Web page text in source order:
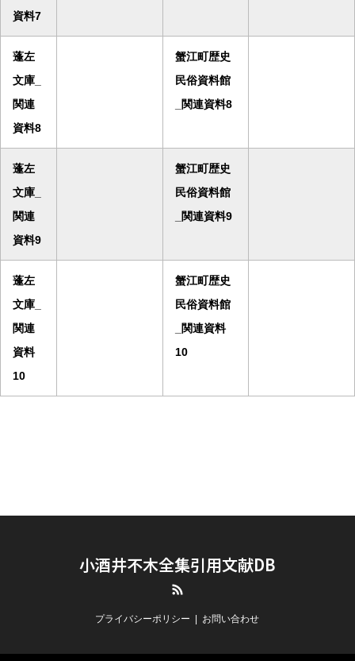
資料7
蓬左
文庫_
関連
資料8
蟹江町歴史
民俗資料館
_関連資料8
蓬左
文庫_
関連
資料9
蟹江町歴史
民俗資料館
_関連資料9
蓬左
文庫_
関連
資料
10
蟹江町歴史
民俗資料館
_関連資料
10
小酒井不木全集引用文献DB
プライバシーポリシー お問い合わせ